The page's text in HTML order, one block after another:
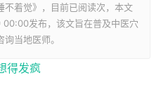
不着觉》，目前已阅读次，本文
发布，该文旨在普及中医穴
当地医师。
得发疯